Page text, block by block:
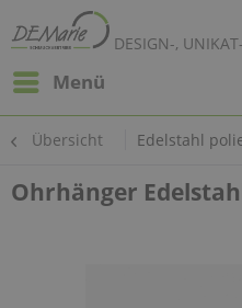
DESIGN-,
Menü
Übersicht Edelstahl
Ohrhänger